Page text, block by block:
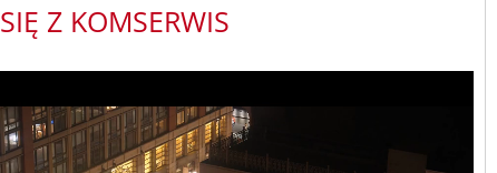
SIĘ Z KOMSERWIS